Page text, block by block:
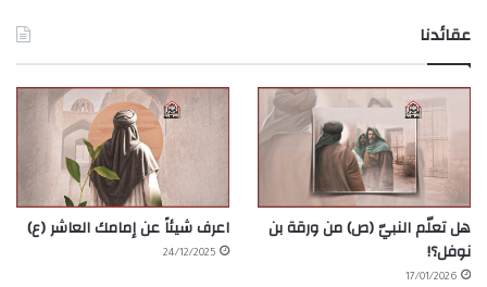
عقائدنا
هل تعلّم النبيّ (ص) من ورقة بن
نوفل؟!
17/01/2026
اعرف شيئاً عن إمامك العاشر (ع)
24/12/2025